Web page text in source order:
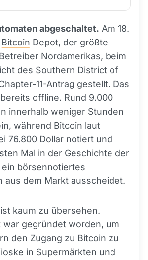
abgeschaltet. Am 18.
Bitcoin Depot, der größte
Nordamerikas, beim
des Southern District of
11-Antrag gestellt. Das
offline. Rund 9.000
innerhalb weniger Stunden
während Bitcoin laut
76.800 Dollar notiert und
Mal in der Geschichte der
ein börsennotiertes
aus dem Markt ausscheidet.
kaum zu übersehen.
war gegründet worden, um
den Zugang zu Bitcoin zu
in Supermärkten und